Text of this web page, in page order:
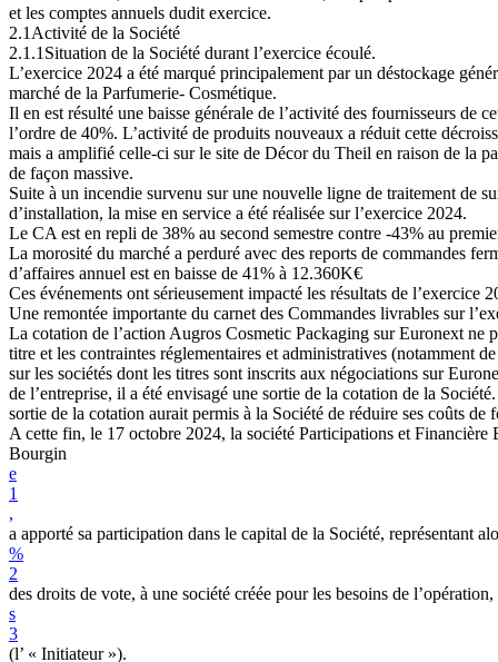
et les comptes annuels dudit exercice.
2.1 Activité de la Société
2.1.1 Situation de la Société durant l’exercice écoulé.
L’exercice 2024 a été marqué principalement par un déstockage
marché de la Parfumerie- Cosmétique.
Il en est résulté une baisse générale de l’activité des fournisseurs de
l’ordre de 40%. L’activité de produits nouveaux a réduit cette
mais a amplifié celle-ci sur le site de Décor du Theil en raison de la
de façon massive.
Suite à un incendie survenu sur une nouvelle ligne de traitement de
d’installation, la mise en service a été réalisée sur l’exercice 2024.
Le CA est en repli de 38% au second semestre contre -43% au
La morosité du marché a perduré avec des reports de commandes
d’affaires annuel est en baisse de 41% à 12.360K€
Ces événements ont sérieusement impacté les résultats de l’exercice
Une remontée importante du carnet des Commandes livrables sur
La cotation de l’action Augros Cosmetic Packaging sur Euronext ne
titre et les contraintes réglementaires et administratives (notamment
sur les sociétés dont les titres sont inscrits aux négociations sur
de l’entreprise, il a été envisagé une sortie de la cotation de la
sortie de la cotation aurait permis à la Société de réduire ses coûts de
A cette fin, le 17 octobre 2024, la société Participations et Financière
Bourgin
e
1
,
a apporté sa participation dans le capital de la Société, représentant
%
2
des droits de vote, à une société créée pourles besoins de l’opération,
s
3
(l’ « Initiateur »).